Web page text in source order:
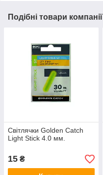
Подібні товари компанії
Світлячки Golden Catch
Light Stick 4.0 мм.
15 ₴